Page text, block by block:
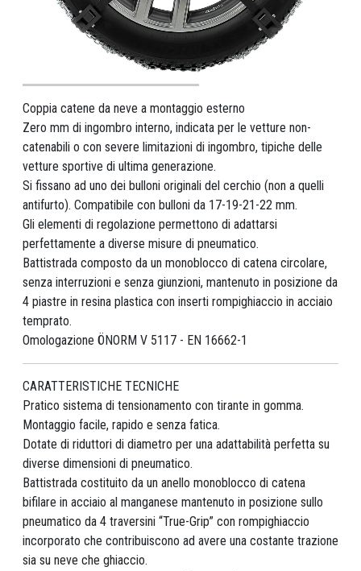
Coppia catene da neve a montaggio esterno
Zero mm di ingombro interno, indicata per le vetture non-
catenabili o con severe limitazioni di ingombro, tipiche delle
vetture sportive di ultima generazione.
Si fissano ad uno dei bulloni originali del cerchio (non a quelli
antifurto). Compatibile con bulloni da 17-19-21-22 mm.
Gli elementi di regolazione permettono di adattarsi
perfettamente a diverse misure di pneumatico.
Battistrada composto da un monoblocco di catena circolare,
senza interruzioni e senza giunzioni, mantenuto in posizione da
4 piastre in resina plastica con inserti rompighiaccio in acciaio
temprato.
Omologazione ÖNORM V 5117 - EN 16662-1
CARATTERISTICHE TECNICHE
Pratico sistema di tensionamento con tirante in gomma.
Montaggio facile, rapido e senza fatica.
Dotate di riduttori di diametro per una adattabilità perfetta su
diverse dimensioni di pneumatico.
Battistrada costituito da un anello monoblocco di catena
bifilare in acciaio al manganese mantenuto in posizione sullo
pneumatico da 4 traversini “True-Grip” con rompighiaccio
incorporato che contribuiscono ad avere una costante trazione
sia su neve che ghiaccio.